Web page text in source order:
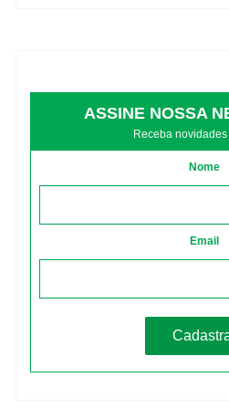
ASSINE NOSSA
Receba
Nome
Email